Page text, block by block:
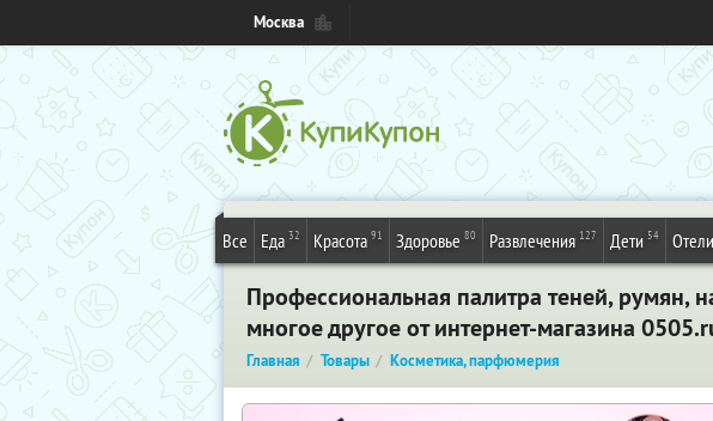
Москва
Все Еда 32 Красота 91 Здоровье 80 Развлечения 127 Дети 54 Отели
Профессиональная палитра теней, румян,
многое другое от интернет-магазина
Главная Товары Косметика, парфюмерия